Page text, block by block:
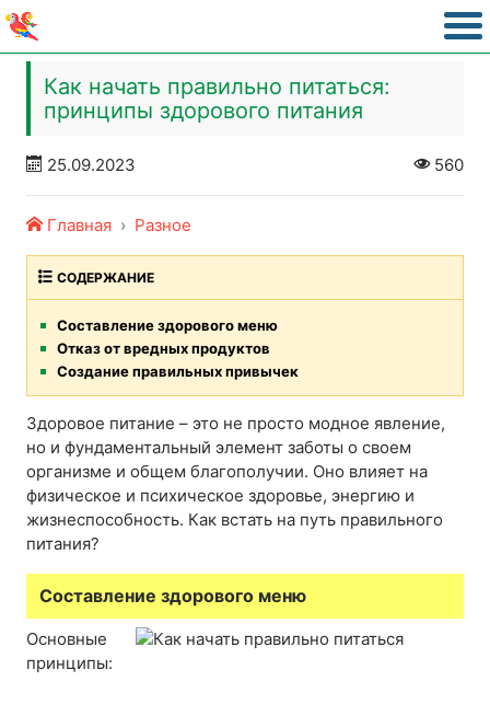
Как начать правильно питаться:
принципы здорового питания
25.09.2023 560
Главная Разное
СОДЕРЖАНИЕ
Составление здорового меню
Отказ от вредных продуктов
Создание правильных привычек
Здоровое питание – это не просто модное явление,
но и фундаментальный элемент заботы о своем
организме и общем благополучии. Оно влияет на
физическое и психическое здоровье, энергию и
жизнеспособность. Как встать на путь правильного
питания?
Составление здорового меню
Основные
принципы: